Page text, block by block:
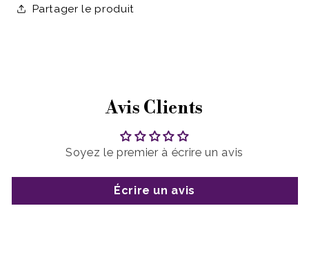
Partager le produit
Avis Clients
Soyez le premier à écrire un avis
Écrire un avis